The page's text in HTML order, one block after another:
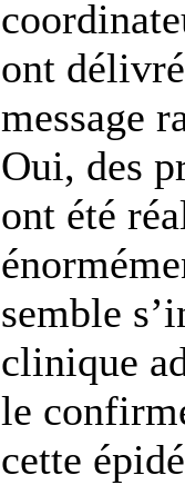
ont
message
Oui, des
ont été
semble
clinique
le
cette